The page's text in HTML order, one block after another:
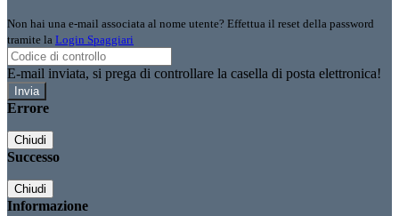
Non hai una e-mail associata al nome utente? Effettua il reset della password
tramite la Login Spaggiari
E-mail inviata, si prega di controllare la casella di posta elettronica!
Errore
Chiudi
Successo
Chiudi
Informazione